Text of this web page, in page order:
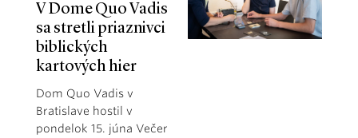
V Dome Quo Vadis
sa stretli priaznivci
biblických
kartových hier
Dom Quo Vadis v
Bratislave hostil v
pondelok 15. júna Večer